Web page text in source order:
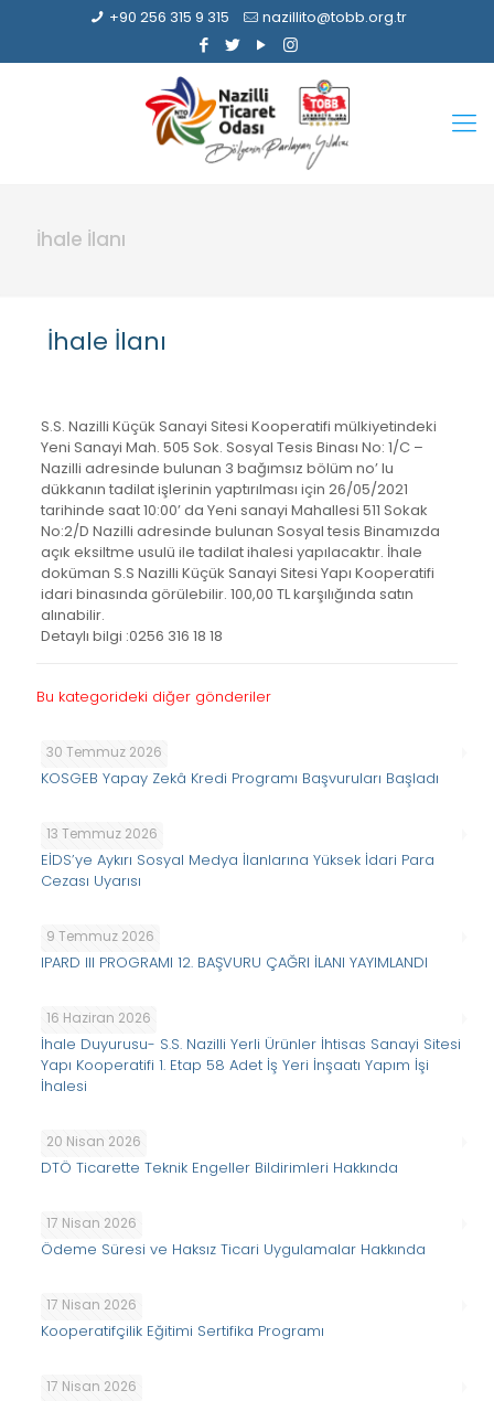
+90 256 315 9 315 nazillito@tobb.org.tr
İhale İlanı
İhale İlanı
S.S. Nazilli Küçük Sanayi Sitesi Kooperatifi mülkiyetindeki
Yeni Sanayi Mah. 505 Sok. Sosyal Tesis Binası No: 1/C –
Nazilli adresinde bulunan 3 bağımsız bölüm no’ lu
dükkanın tadilat işlerinin yaptırılması için 26/05/2021
tarihinde saat 10:00’ da Yeni sanayi Mahallesi 511 Sokak
No:2/D Nazilli adresinde bulunan Sosyal tesis Binamızda
açık eksiltme usulü ile tadilat ihalesi yapılacaktır. İhale
doküman S.S Nazilli Küçük Sanayi Sitesi Yapı Kooperatifi
idari binasında görülebilir. 100,00 TL karşılığında satın
alınabilir.
Detaylı bilgi :0256 316 18 18
Bu kategorideki diğer gönderiler
30 Temmuz 2026
KOSGEB Yapay Zekâ Kredi Programı Başvuruları Başladı
13 Temmuz 2026
EİDS’ye Aykırı Sosyal Medya İlanlarına Yüksek İdari Para
Cezası Uyarısı
9 Temmuz 2026
IPARD III PROGRAMI 12. BAŞVURU ÇAĞRI İLANI YAYIMLANDI
16 Haziran 2026
İhale Duyurusu- S.S. Nazilli Yerli Ürünler İhtisas Sanayi Sitesi
Yapı Kooperatifi 1. Etap 58 Adet İş Yeri İnşaatı Yapım İşi
İhalesi
20 Nisan 2026
DTÖ Ticarette Teknik Engeller Bildirimleri Hakkında
17 Nisan 2026
Ödeme Süresi ve Haksız Ticari Uygulamalar Hakkında
17 Nisan 2026
Kooperatifçilik Eğitimi Sertifika Programı
17 Nisan 2026